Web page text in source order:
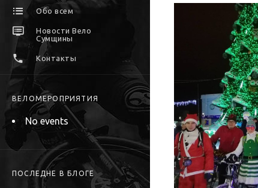
Обо всем
Новости Вело
Сумщины
Контакты
ВЕЛОМЕРОПРИЯТИЯ
No events
ПОСЛЕДНЕ В БЛОГЕ